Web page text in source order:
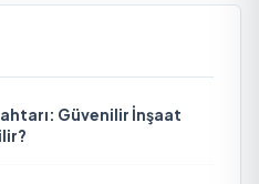
Güvenilir İnşaat